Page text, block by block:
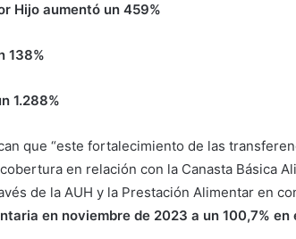
Hijo aumentó un 459%
138%
1.288%
que “este fortalecimiento de las
en relación con la Canasta Básica
de la AUH y la Prestación Alimentar en
en noviembre de 2023 a un 100,7% en